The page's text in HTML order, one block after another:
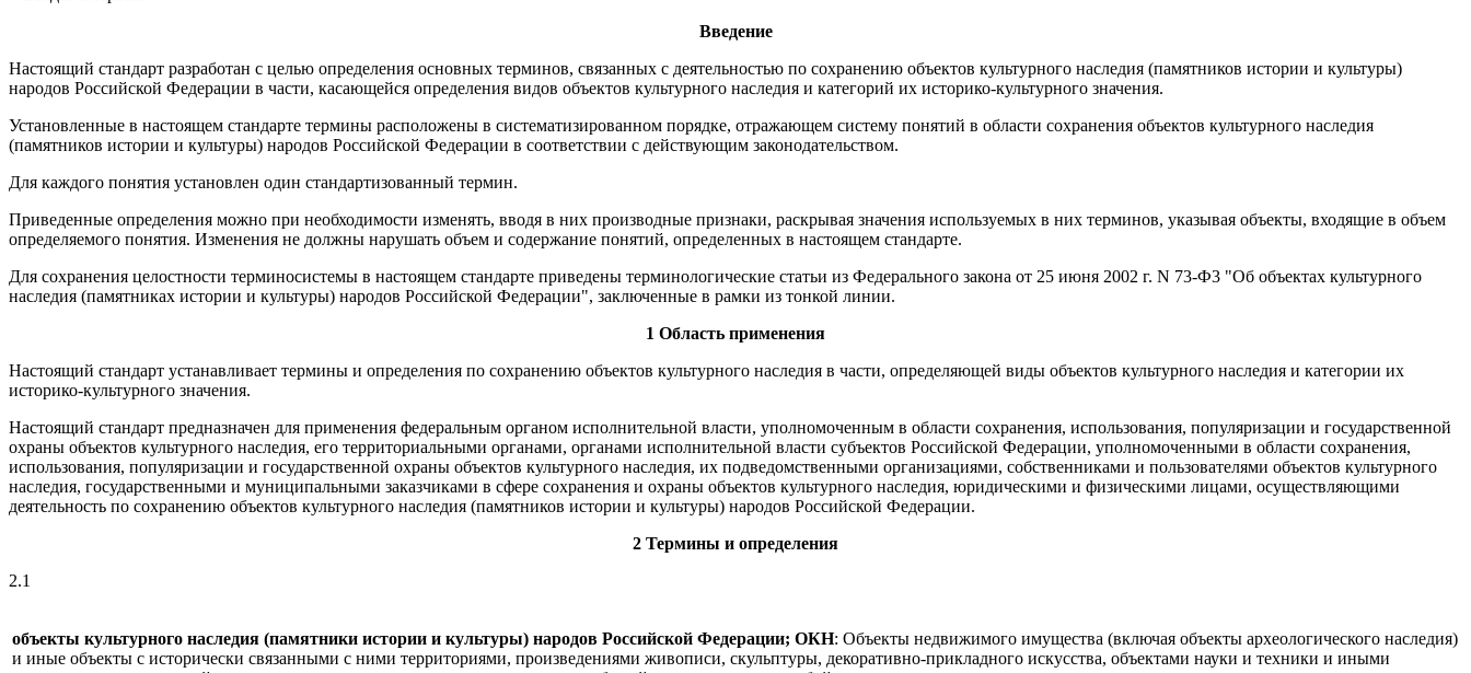
Введение
Настоящий стандарт разработан с целью определения основных терминов, связанных с деятельностью по сохранению объектов культурного наследия (памятников истории и культуры)
народов Российской Федерации в части, касающейся определения видов объектов культурного наследия и категорий их историко-культурного значения.
Установленные в настоящем стандарте термины расположены в систематизированном порядке, отражающем систему понятий в области сохранения объектов культурного наследия
(памятников истории и культуры) народов Российской Федерации в соответствии с действующим законодательством.
Для каждого понятия установлен один стандартизованный термин.
Приведенные определения можно при необходимости изменять, вводя в них производные признаки, раскрывая значения используемых в них терминов, указывая объекты, входящие в объем
определяемого понятия. Изменения не должны нарушать объем и содержание понятий, определенных в настоящем стандарте.
Для сохранения целостности терминосистемы в настоящем стандарте приведены терминологические статьи из Федерального закона от 25 июня 2002 г. N 73-Ф3 "Об объектах культурного
наследия (памятниках истории и культуры) народов Российской Федерации", заключенные в рамки из тонкой линии.
1 Область применения
Настоящий стандарт устанавливает термины и определения по сохранению объектов культурного наследия в части, определяющей виды объектов культурного наследия и категории их
историко-культурного значения.
Настоящий стандарт предназначен для применения федеральным органом исполнительной власти, уполномоченным в области сохранения, использования, популяризации и государственной
охраны объектов культурного наследия, его территориальными органами, органами исполнительной власти субъектов Российской Федерации, уполномоченными в области сохранения,
использования, популяризации и государственной охраны объектов культурного наследия, их подведомственными организациями, собственниками и пользователями объектов культурного
наследия, государственными и муниципальными заказчиками в сфере сохранения и охраны объектов культурного наследия, юридическими и физическими лицами, осуществляющими
деятельность по сохранению объектов культурного наследия (памятников истории и культуры) народов Российской Федерации.
2 Термины и определения
2.1
объекты культурного наследия (памятники истории и культуры) народов Российской Федерации; ОКН: Объекты недвижимого имущества (включая объекты археологического наследия)
и иные объекты с исторически связанными с ними территориями, произведениями живописи, скульптуры, декоративно-прикладного искусства, объектами науки и техники и иными